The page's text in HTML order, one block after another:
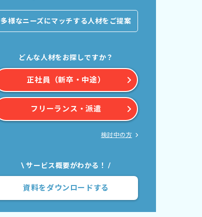
多様なニーズにマッチする人材をご提案
どんな人材をお探しですか？
正社員（新卒・中途）
フリーランス・派遣
検討中の方
\ サービス概要がわかる！ /
資料をダウンロードする